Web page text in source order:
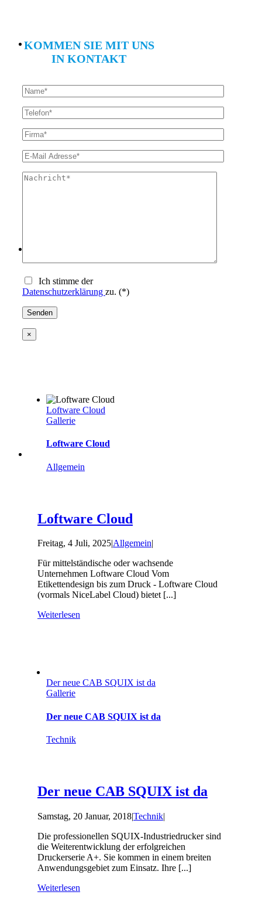
KOMMEN SIE MIT UNS
IN KONTAKT
Ich stimme der
Datenschutzerklärung zu. (*)
×
Loftware Cloud
Gallerie
Loftware Cloud
Allgemein
Loftware Cloud
Freitag, 4 Juli, 2025Allgemein
Für mittelständische oder wachsende
Unternehmen Loftware Cloud Vom
Etikettendesign bis zum Druck - Loftware Cloud
(vormals NiceLabel Cloud) bietet [...]
Weiterlesen
Der neue CAB SQUIX ist da
Gallerie
Der neue CAB SQUIX ist da
Technik
Der neue CAB SQUIX ist da
Samstag, 20 Januar, 2018|Technik|
Die professionellen SQUIX-Industriedrucker sind
die Weiterentwicklung der erfolgreichen
Druckerserie A+. Sie kommen in einem breiten
Anwendungsgebiet zum Einsatz. Ihre [...]
Weiterlesen